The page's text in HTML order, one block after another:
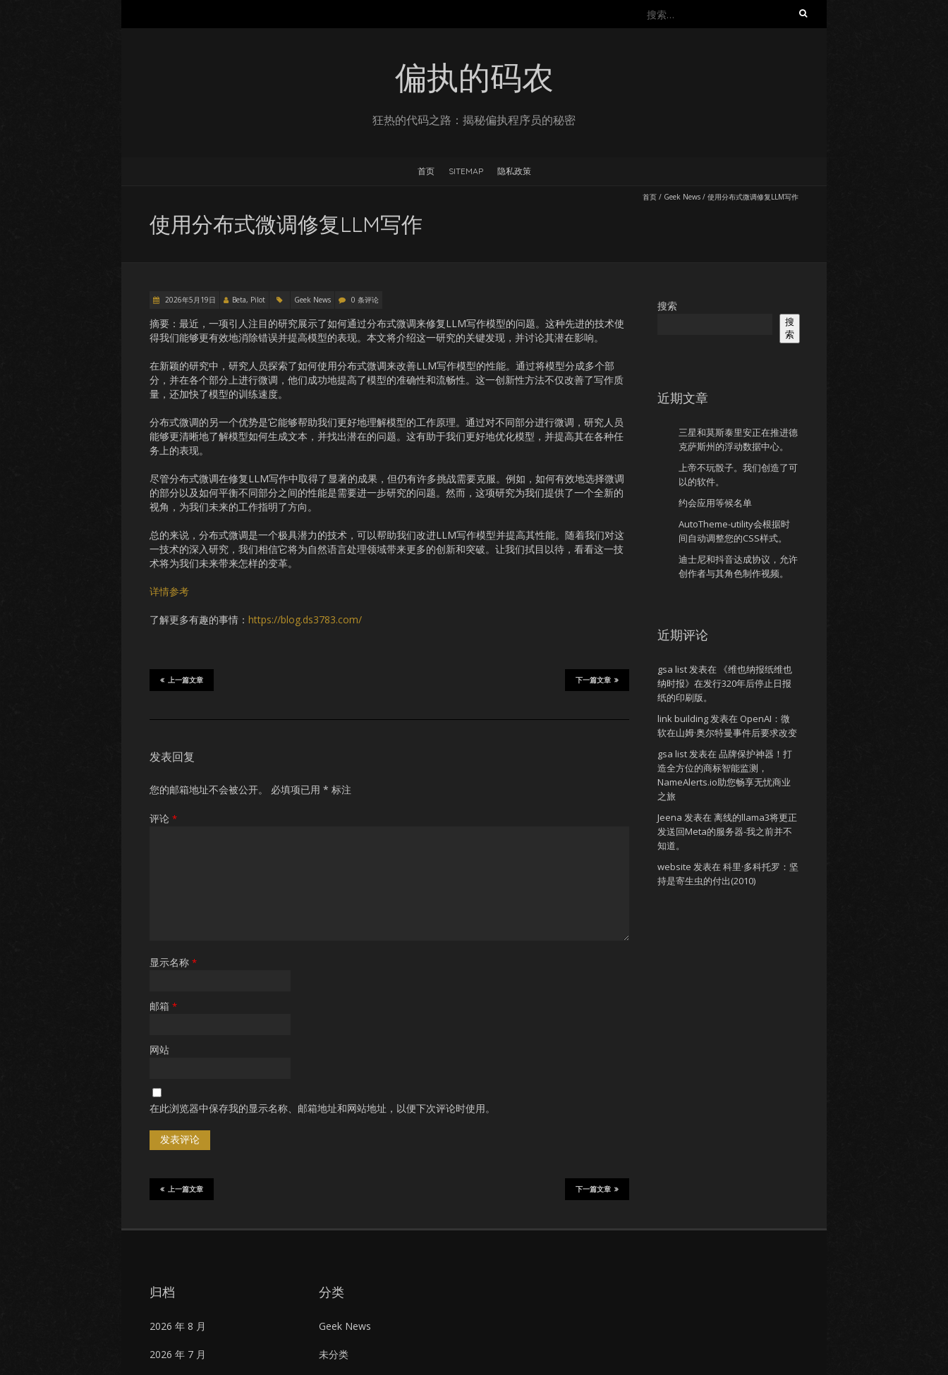
搜
偏执的码农
狂热的代码之路：揭秘偏执程序员的秘密
首页 SITEMAP 隐私政策
首页 / Geek News / 使用分布式微调修复LLM写作
使用分布式微调修复LLM写作
2026年5月19日 Beta, Pilot Geek News 0 条评论
摘要：最近，一项引人注目的研究展示了如何通过分布式微调来修复LLM写作模型的问题。这种先进的技术使
得我们能够更有效地消除错误并提高模型的表现。本文将介绍这一研究的关键发现，并讨论其潜在影响。
在新颖的研究中，研究人员探索了如何使用分布式微调来改善LLM写作模型的性能。通过将模型分成多个部
分，并在各个部分上进行微调，他们成功地提高了模型的准确性和流畅性。这一创新性方法不仅改善了写作质
量，还加快了模型的训练速度。
分布式微调的另一个优势是它能够帮助我们更好地理解模型的工作原理。通过对不同部分进行微调，研究人员
能够更清晰地了解模型如何生成文本，并找出潜在的问题。这有助于我们更好地优化模型，并提高其在各种任
务上的表现。
尽管分布式微调在修复LLM写作中取得了显著的成果，但仍有许多挑战需要克服。例如，如何有效地选择微调
的部分以及如何平衡不同部分之间的性能是需要进一步研究的问题。然而，这项研究为我们提供了一个全新的
视角，为我们未来的工作指明了方向。
总的来说，分布式微调是一个极具潜力的技术，可以帮助我们改进LLM写作模型并提高其性能。随着我们对这
一技术的深入研究，我们相信它将为自然语言处理领域带来更多的创新和突破。让我们拭目以待，看看这一技
术将为我们未来带来怎样的变革。
详情参考
了解更多有趣的事情： https://blog.ds3783.com/
下一篇文章
上一篇文章
发表回复
您的邮箱地址不会被公开。 必填项已用 * 标注
评论 *
显示名称 *
邮箱 *
网站
在此浏览器中保存我的显示名称、邮箱地址和网站地址，以便下次评论时使用。
下一篇文章
上一篇文章
搜索
搜
索
近期文章
三星和莫斯泰里安正在推进德
克萨斯州的浮动数据中心。
上帝不玩骰子。我们创造了可
以的软件。
约会应用等候名单
AutoTheme-utility会根据时
间自动调整您的CSS样式。
迪士尼和抖音达成协议，允许
创作者与其角色制作视频。
近期评论
gsa list发表在
《维也纳报纸维也
纳时报》在发行320年后停止日报
纸的印刷版。
link building发表在 OpenAI：微
软在山姆·奥尔特曼事件后要求改变
gsa list发表在 品牌保护神器！打
造全方位的商标智能监测，
NameAlerts.io助您畅享无忧商业
之旅
Jeena 发表在 离线的llama3将更正
发送回Meta的服务器-我之前并不
知道。
website 发表在 科里·多科托罗：坚
持是寄生虫的付出(2010)
归档
2026 年 8 月
2026 年 7 月
分类
Geek News
未分类